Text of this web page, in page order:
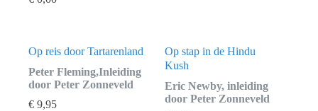
Op reis door Tartarenland
Peter Fleming,Inleiding
door Peter Zonneveld
€ 9,95
Op stap in de Hindu
Kush
Eric Newby, inleiding
door Peter Zonneveld